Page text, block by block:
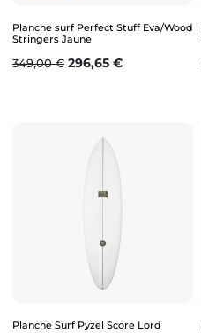
Planche surf Perfect Stuff Eva/Wood
Stringers Jaune
Prix de base
349,00 € Prix
296,65 €
Planche Surf Pyzel Score Lord